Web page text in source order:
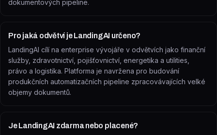
dokumentových pipeline.
Pro jaká odvětví je LandingAI určeno?
LandingAI cílí na enterprise vývojáře v odvětvích jako finanční
služby, zdravotnictví, pojišťovnictví, energetika a utilities,
právo a logistika. Platforma je navržena pro budování
produkčních automatizačních pipeline zpracovávajících velké
objemy dokumentů.
Je LandingAI zdarma nebo placené?